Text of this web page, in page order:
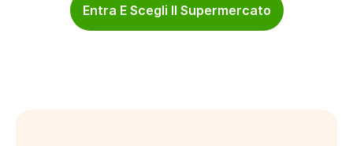
Entra E Scegli Il Supermercato